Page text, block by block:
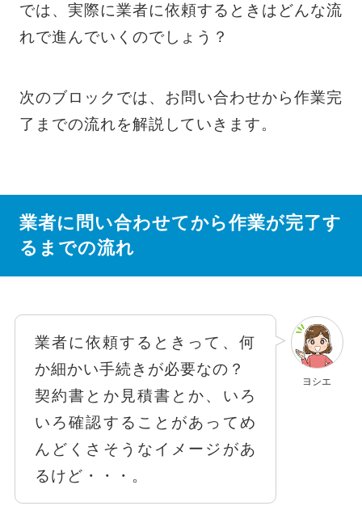
では、実際に業者に依頼するときはどんな流
れで進んでいくのでしょう？
次のブロックでは、お問い合わせから作業完
了までの流れを解説していきます。
業者に問い合わせてから作業が完了す
るまでの流れ
ヨシエ
業者に依頼するときって、何
か細かい手続きが必要なの？
契約書とか見積書とか、いろ
いろ確認することがあってめ
んどくさそうなイメージがあ
るけど・・・。